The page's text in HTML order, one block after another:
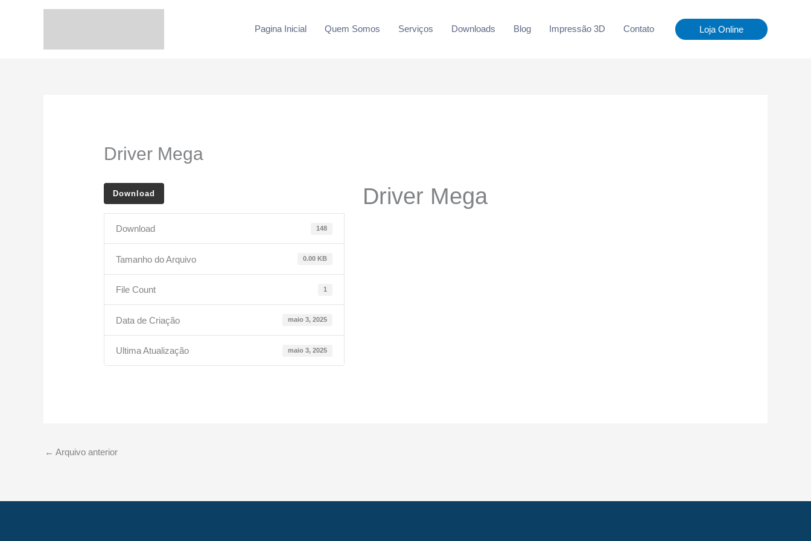
Pagina Inicial Quem Somos Serviços Downloads Blog Impressão 3D Contato Loja Online
Driver Mega
Download
Download 148
Tamanho do Arquivo 0.00 KB
File Count 1
Data de Criação maio 3, 2025
Ultima Atualização maio 3, 2025
Driver Mega
← Arquivo anterior